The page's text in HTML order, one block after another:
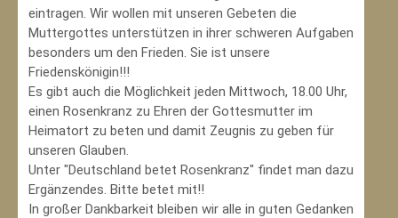
eintragen. Wir wollen mit unseren Gebeten die
Muttergottes unterstützen in ihrer schweren Aufgaben
besonders um den Frieden. Sie ist unsere
Friedenskönigin!!!
Es gibt auch die Möglichkeit jeden Mittwoch, 18.00 Uhr,
einen Rosenkranz zu Ehren der Gottesmutter im
Heimatort zu beten und damit Zeugnis zu geben für
unseren Glauben.
Unter "Deutschland betet Rosenkranz" findet man dazu
Ergänzendes. Bitte betet mit!!
In großer Dankbarkeit bleiben wir alle in guten Gedanken